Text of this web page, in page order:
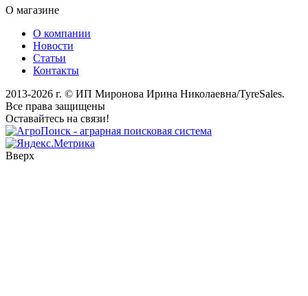
О магазине
О компании
Новости
Статьи
Контакты
2013-2026 г. © ИП Миронова Ирина Николаевна/TyreSales.
Все права защищены
Оставайтесь на связи!
Вверх